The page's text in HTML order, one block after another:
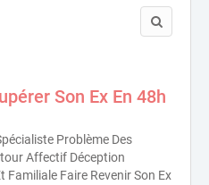
Son Ex En 48h
Problème Des
Affectif Déception
Familiale Faire Revenir Son Ex